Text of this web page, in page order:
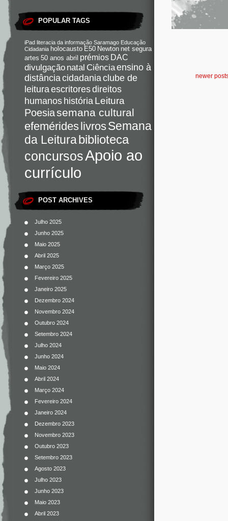
POPULAR TAGS
iPad literacia da informação Saramago Educação
Cidadania holocausto E50 Newton net segura
artes 50 anos abril prémios DAC
divulgação natal Ciênciaensino à
distânciacidadaniaclube de
leituraescritoresdireitos
humanoshistória Leitura
Poesiasemana cultural
efemérideslivrosSemana
da Leiturabiblioteca
concursosApoio ao
currículo
POST ARCHIVES
Julho 2025
Junho 2025
Maio 2025
Abril 2025
Março 2025
Fevereiro 2025
Janeiro 2025
Dezembro 2024
Novembro 2024
Outubro 2024
Setembro 2024
Julho 2024
Junho 2024
Maio 2024
Abril 2024
Março 2024
Fevereiro 2024
Janeiro 2024
Dezembro 2023
Novembro 2023
Outubro 2023
Setembro 2023
Agosto 2023
Julho 2023
Junho 2023
Maio 2023
Abril 2023
newer